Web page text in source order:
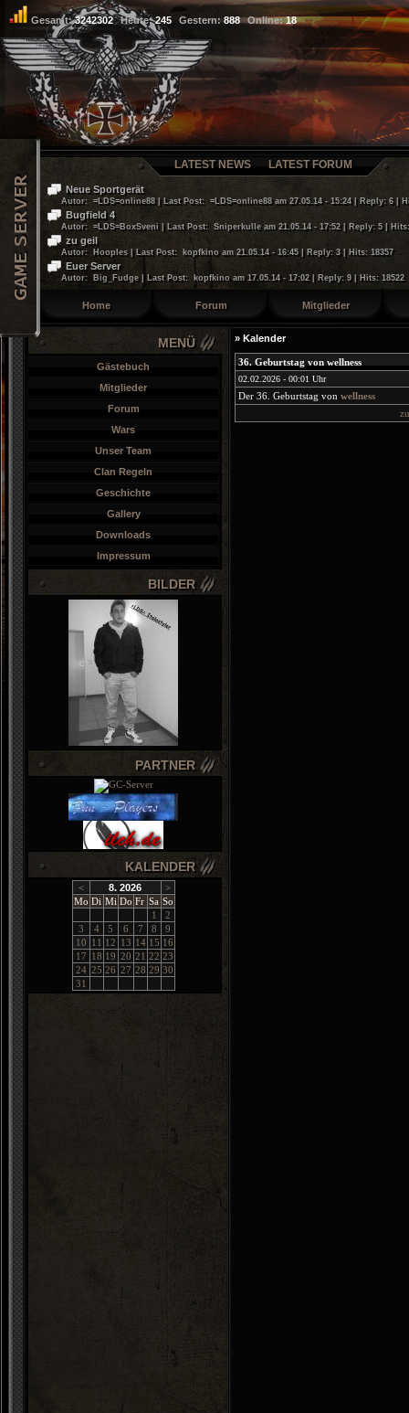
Gesamt:3242302 Heute:245 Gestern:888 Online:18
LATEST NEWS LATEST FORUM
Neue Sportgerät
Autor: =LDS=online88 | Last Post: =LDS=online88 am 27.05.14 - 15:24 | Reply: 6 |
Bugfield 4
Autor: =LDS=BoxSveni | Last Post: Sniperkulle am 21.05.14 - 17:52 | Reply: 5 | Hits:
zu geil
Autor: Hooples | Last Post: kopfkino am 21.05.14 - 16:45 | Reply: 3 | Hits: 18357
Euer Server
Autor: Big_Fudge | Last Post: kopfkino am 17.05.14 - 17:02 | Reply: 9 | Hits: 18522
Home Forum Mitglieder
MENÜ
Gästebuch
Mitglieder
Forum
Wars
Unser Team
Clan Regeln
Geschichte
Gallery
Downloads
Impressum
BILDER
PARTNER
KALENDER
< 8. 2026
>
Mo Di Mi Do Fr Sa So
1
2
3
4 5 6 7 8
9
10 11 12 13 14 15 16
17 18 19 20 21 22 23
24 25 26 27 28 29 30
31
» Kalender
36. Geburtstag von wellness
02.02.2026 - 00:01 Uhr
Der 36. Geburtstag von wellness